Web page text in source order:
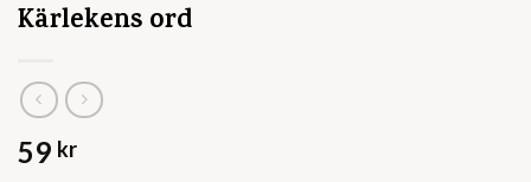
Kärlekens ord
59 kr